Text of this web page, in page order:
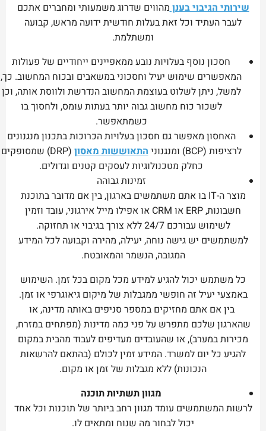
שירותי הגיבוי בענןמהווים שדרוג משמעותי ומחברים אתכם
לעבר העתיד וכל זאת בעלות חודשית ידועה מראש, קבועה
ומשתלמת.
חסכון נוסף בעלויות נובע ממאפיינים ייחודיים של פעולות
המאפשרים שימוש יעיל וחסכוני במשאבים ובכוח המחשוב. כך,
למשל, ניתן לשלוט בעוצמת המחשוב הנדרשת ולווסת אותה, וכן
לשכור כוח מחשוב גבוה יותר בעתות עומס, ולחסוך בו
כשמתאפשר.
האחסון מאפשר גם חסכון בעלויות הכרוכות בתכנון מנגנונים
לרציפות (BCP) ומנגנוני
התאוששות מאסון
(DRP) שמסופקים
כחלק מטכנולוגיות לעסקים קטנים וגדולים.
זמינות גבוהה
מוצר ה-IT בו אתם משתמשים בארגון, בין אם מדובר בתוכנת
חשבונות, ERP או CRM או אפילו מייל אירגוני, עובד וזמין
לשימוש עבורכם 24/7 ללא צורך בגיבוי או תחזוקה.
למשתמשים יש גישה נוחה, יעילה, מהירה וקבועה לכל המידע
המגובה, הנשמר והמאובטח.
כל משתמש יכול להגיע למידע מכל מקום בכל זמן. השימוש
באמצעי יעיל זה חופשי ממגבלות של מיקום גיאוגרפי או זמן.
בין אם אתם מחזיקים במספר סניפים באותה מדינה, או
שהארגון שלכם מתפרש על פני כמה מדינות (מפתחים במזרח,
מכירות במערב), או שהעובדים מעדיפים לעבוד מהבית במקום
להגיע כל יום למשרד. המידע זמין לכולם (בהתאם להרשאות
הנכונות) ללא מגבלות של זמן או מקום.
מגוון תשתיות תוכנה
לרשות המשתמשים עומד מגוון רחב ביותר של תוכנות וכל אחד
יכול לבחור מה שנוח ומתאים לו.